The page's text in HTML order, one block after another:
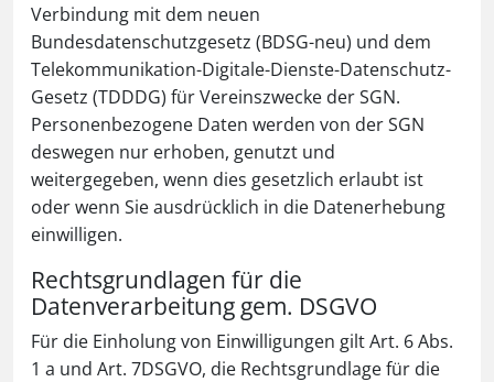
Verbindung mit dem neuen
Bundesdatenschutzgesetz (BDSG-neu) und dem
Telekommunikation-Digitale-Dienste-Datenschutz-
Gesetz (TDDDG) für Vereinszwecke der SGN.
Personenbezogene Daten werden von der SGN
deswegen nur erhoben, genutzt und
weitergegeben, wenn dies gesetzlich erlaubt ist
oder wenn Sie ausdrücklich in die Datenerhebung
einwilligen.
Rechtsgrundlagen für die
Datenverarbeitung gem. DSGVO
Für die Einholung von Einwilligungen gilt Art. 6 Abs.
1 a und Art. 7DSGVO, die Rechtsgrundlage für die